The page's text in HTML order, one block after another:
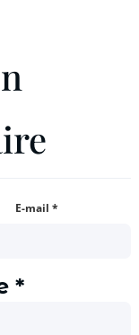
E-mail *
*